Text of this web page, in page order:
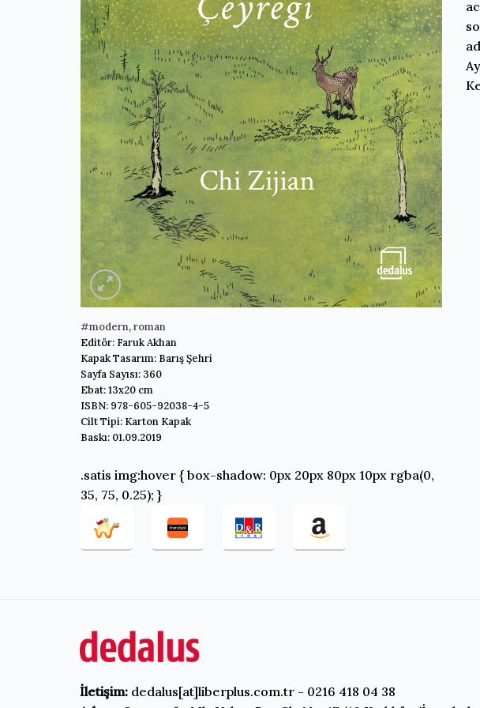
#modern,roman
Editör: Faruk Akhan
Kapak Tasarım: Barış Şehri
Sayfa Sayısı: 360
Ebat: 13x20 cm
ISBN: 978-605-92038-4-5
Cilt Tipi: Karton Kapak
Baskı: 01.09.2019
.satis img:hover { box-shadow: 0px 20px 80px 10px rgba(0,
35, 75, 0.25); }
İletişim:dedalus[at]liberplus.com.tr - 0216 418 04 38